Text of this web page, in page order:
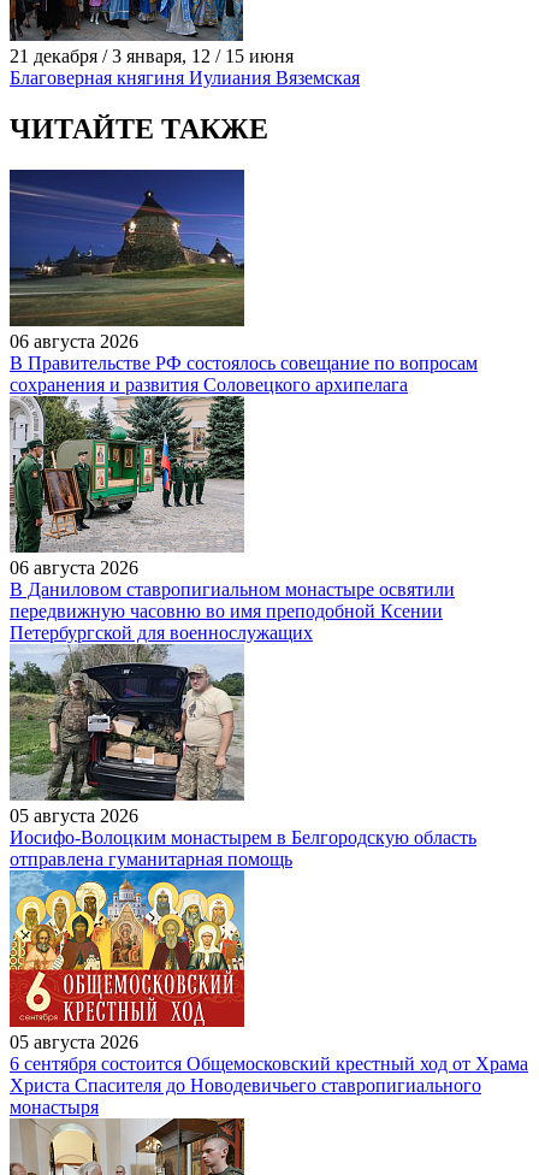
21 декабря / 3 января, 12 / 15 июня
Благоверная княгиня Иулиания Вяземская
ЧИТАЙТЕ ТАКЖЕ
06 августа 2026
В Правительстве РФ состоялось совещание по вопросам
сохранения и развития Соловецкого архипелага
06 августа 2026
В Даниловом ставропигиальном монастыре освятили
передвижную часовню во имя преподобной Ксении
Петербургской для военнослужащих
05 августа 2026
Иосифо-Волоцким монастырем в Белгородскую область
отправлена гуманитарная помощь
05 августа 2026
6 сентября состоится Общемосковский крестный ход от Храма
Христа Спасителя до Новодевичьего ставропигиального
монастыря